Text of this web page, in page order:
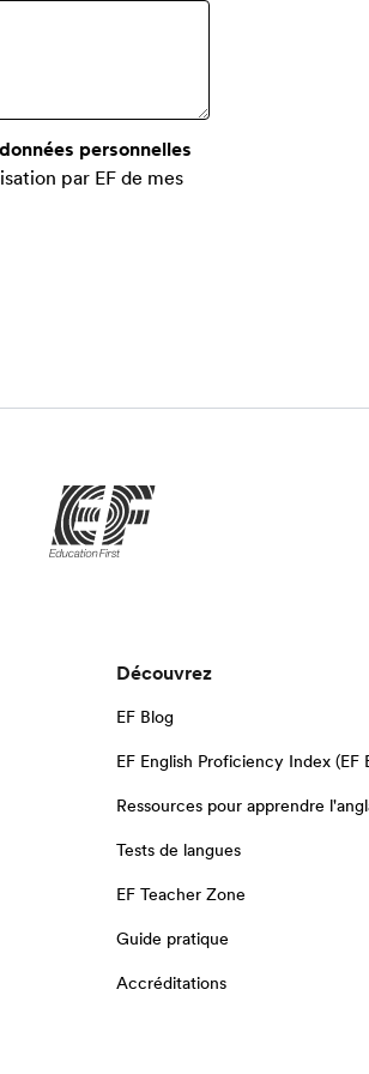
personnelles
par EF de mes
Découvrez
EF Blog
EF English Proficiency Index (EF
Ressources pour apprendre
Tests de langues
EF Teacher Zone
Guide pratique
Accréditations